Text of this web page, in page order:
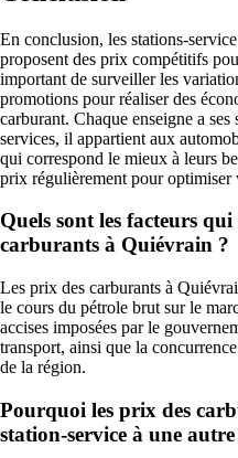
En conclusion, les stations-
proposent des prix compétitifs
important de surveiller les
promotions pour réaliser des
carburant. Chaque enseigne a
services, il appartient aux
qui correspond le mieux à leurs
prix régulièrement pour optimiser
Quels sont les facteurs
carburants à Quiévrain ?
Les prix des carburants à
le cours du pétrole brut sur le
accises imposées par le
transport, ainsi que la
de la région.
Pourquoi les prix des
station-service à une